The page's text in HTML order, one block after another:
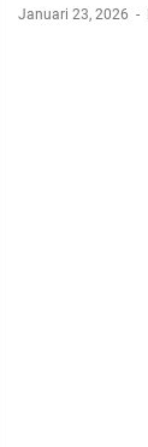
Januari 23, 2026